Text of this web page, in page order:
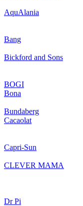
AquAlania
Bang
Bickford and Sons
BOGI
Bona
Bundaberg
Cacaolat
Capri-Sun
CLEVER MAMA
Dr Pi